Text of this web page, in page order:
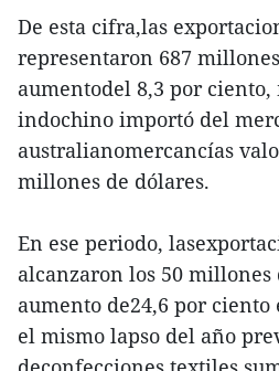
De esta cifra,las
representaron 687
aumentodel 8,3 por
indochino importó del
australianomercancías
millones de dólares.
En ese periodo,
alcanzaron los 50 millones
aumento de24,6 por
el mismo lapso del año